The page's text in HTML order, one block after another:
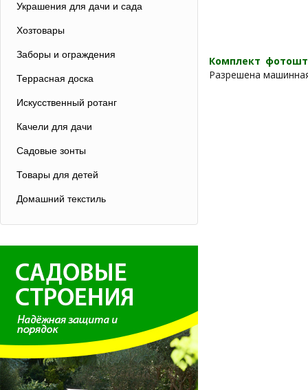
Украшения для дачи и сада
Хозтовары
Заборы и ограждения
Террасная доска
Искусственный ротанг
Качели для дачи
Садовые зонты
Товары для детей
Домашний текстиль
Комплект
Разрешена